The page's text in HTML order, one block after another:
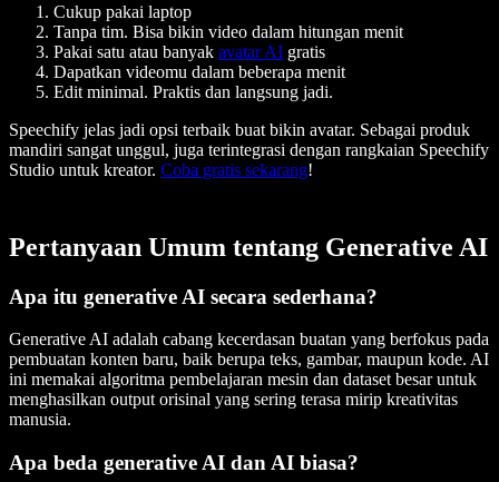
Cukup pakai laptop
Tanpa tim. Bisa bikin video dalam hitungan menit
Pakai satu atau banyak avatar AI gratis
Dapatkan videomu dalam beberapa menit
Edit minimal. Praktis dan langsung jadi.
Speechify jelas jadi opsi terbaik buat bikin avatar. Sebagai produk
mandiri sangat unggul, juga terintegrasi dengan rangkaian Speechify
Studio untuk kreator. Coba gratis sekarang!
Pertanyaan Umum tentang Generative AI
Apa itu generative AI secara sederhana?
Generative AI adalah cabang kecerdasan buatan yang berfokus pada
pembuatan konten baru, baik berupa teks, gambar, maupun kode. AI
ini memakai algoritma pembelajaran mesin dan dataset besar untuk
menghasilkan output orisinal yang sering terasa mirip kreativitas
manusia.
Apa beda generative AI dan AI biasa?